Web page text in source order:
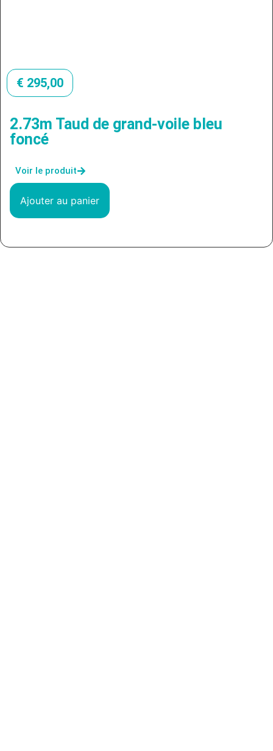
€ 295,00
2.73m Taud de grand-voile bleu
foncé
Voir le produit
Ajouter au panier